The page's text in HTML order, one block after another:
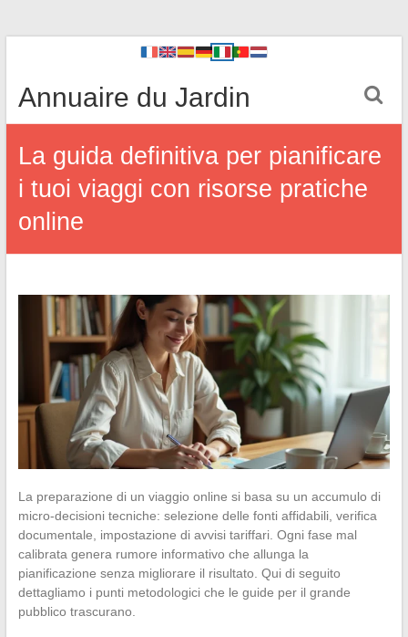
Annuaire du Jardin
La guida definitiva per pianificare
i tuoi viaggi con risorse pratiche
online
La preparazione di un viaggio online si basa su un accumulo di
micro-decisioni tecniche: selezione delle fonti affidabili, verifica
documentale, impostazione di avvisi tariffari. Ogni fase mal
calibrata genera rumore informativo che allunga la
pianificazione senza migliorare il risultato. Qui di seguito
dettagliamo i punti metodologici che le guide per il grande
pubblico trascurano.